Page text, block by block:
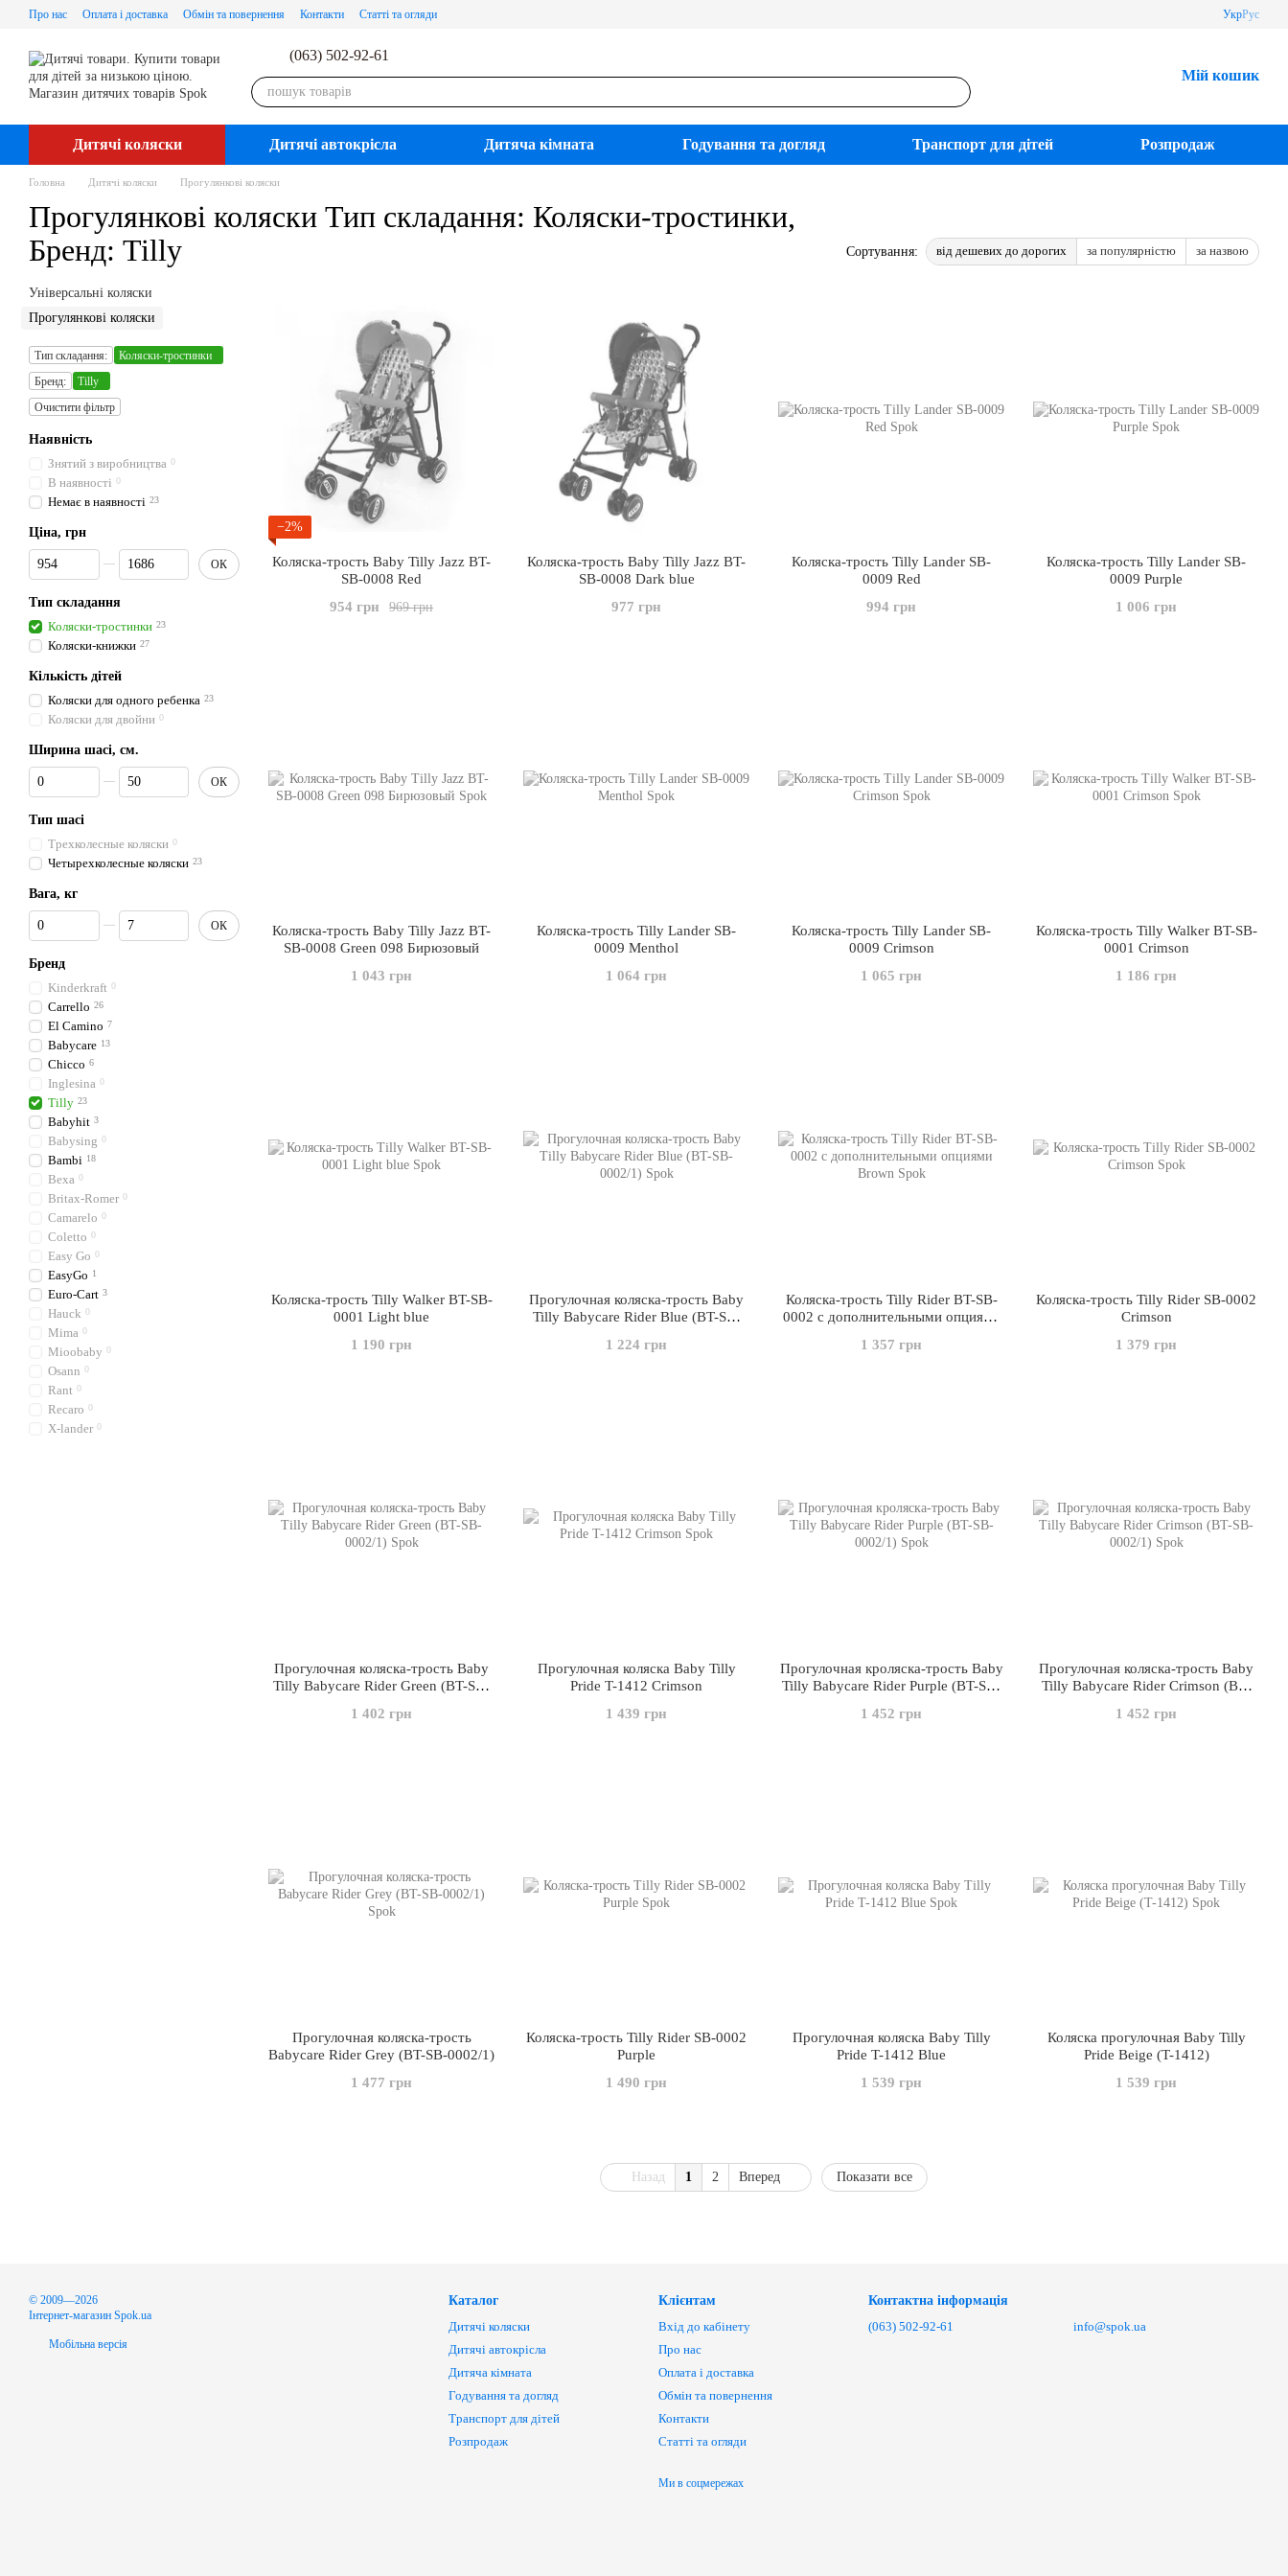
Перейти до основного контенту
Про нас Оплата і доставка Обмін та повернення Контакти Статті та огляди УкрРус
(063) 502-92-61
Мій кошик
Дитячі коляски Дитячі автокрісла Дитяча кімната Годування та догляд Транспорт для дітей Розпродаж
Головна Дитячі коляски Прогулянкові коляски
Прогулянкові коляски Тип складання: Коляски-тростинки,
Бренд: Tilly
Сортування: від дешевих до дорогих за популярністю за назвою
−2%
Коляска-трость Baby Tilly Jazz BT-
SB-0008 Red
969 грн
954 грн
Коляска-трость Baby Tilly Jazz BT-
SB-0008 Dark blue
977 грн
Коляска-трость Tilly Lander SB-
0009 Red
994 грн
Коляска-трость Tilly Lander SB-
0009 Purple
1 006 грн
Коляска-трость Baby Tilly Jazz BT-
SB-0008 Green 098 Бирюзовый
1 043 грн
Коляска-трость Tilly Lander SB-
0009 Menthol
1 064 грн
Коляска-трость Tilly Lander SB-
0009 Crimson
1 065 грн
Коляска-трость Tilly Walker BT-SB-
0001 Crimson
1 186 грн
Коляска-трость Tilly Walker BT-SB-
0001 Light blue
1 190 грн
Прогулочная коляска-трость Baby
Tilly Babycare Rider Blue (BT-SB-
1 224 грн
Коляска-трость Tilly Rider BT-SB-
0002 с дополнительными опциями
1 357 грн
Коляска-трость Tilly Rider SB-0002
Crimson
1 379 грн
Прогулочная коляска-трость Baby
Tilly Babycare Rider Green (BT-SB-
1 402 грн
Прогулочная коляска Baby Tilly
Pride T-1412 Crimson
1 439 грн
Прогулочная кроляска-трость Baby
Tilly Babycare Rider Purple (BT-SB-
1 452 грн
Прогулочная коляска-трость Baby
Tilly Babycare Rider Crimson (BT-
1 452 грн
Прогулочная коляска-трость
Babycare Rider Grey (BT-SB-0002/1)
1 477 грн
Коляска-трость Tilly Rider SB-0002
Purple
1 490 грн
Прогулочная коляска Baby Tilly
Pride T-1412 Blue
1 539 грн
Коляска прогулочная Baby Tilly
Pride Beige (T-1412)
1 539 грн
Назад 1 2 Вперед Показати все
Універсальні коляски
Прогулянкові коляски
Тип складання:
Коляски-тростинки
Бренд:
Tilly
Очистити фільтр
Наявність
Знятий з виробництва 0
В наявності 0
Немає в наявності 23
Ціна, грн
Від Ціна, грн
До Ціна, грн
ОК
Тип складання
Коляски-тростинки 23
Коляски-книжки 27
Кількість дітей
Коляски для одного ребенка 23
Коляски для двойни 0
Ширина шасі, см.
Від Ширина шасі, см.
До Ширина шасі, см.
ОК
Тип шасі
Трехколесные коляски 0
Четырехколесные коляски 23
Вага, кг
Від Вага, кг
До Вага, кг
ОК
Бренд
Kinderkraft 0
Carrello 26
El Camino 7
Babycare 13
Chicco 6
Inglesina 0
Tilly 23
Babyhit 3
Babysing 0
Bambi 18
Bexa 0
Britax-Romer 0
Camarelo 0
Coletto 0
Easy Go 0
EasyGo 1
Euro-Cart 3
Hauck 0
Mima 0
Mioobaby 0
Osann 0
Rant 0
Recaro 0
X-lander 0
© 2009—2026
Інтернет-магазин Spok.ua
Мобільна версія
Каталог
Дитячі коляски
Дитячі автокрісла
Дитяча кімната
Годування та догляд
Транспорт для дітей
Розпродаж
Клієнтам
Вхід до кабінету
Про нас
Оплата і доставка
Обмін та повернення
Контакти
Статті та огляди
Ми в соцмережах
Контактна інформація
(063) 502-92-61
info@spok.ua